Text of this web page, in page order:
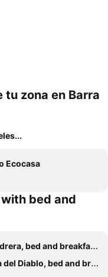
zona en Barra
Ecocasa
bed and
bed and breakfasts
Diablo, bed and breakfasts